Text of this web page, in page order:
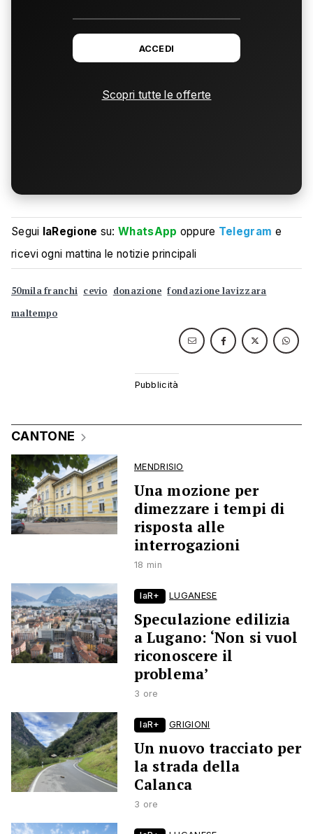
ACCEDI
Scopri tutte le offerte
Segui laRegione su:WhatsApp oppure Telegram e
ricevi ogni mattina le notizie principali
50mila franchi cevio donazione fondazione lavizzara
maltempo
CANTONE
MENDRISIO
Una mozione per
dimezzare i tempi di
risposta alle
interrogazioni
18 min
laR+ LUGANESE
Speculazione edilizia
a Lugano: ‘Non si vuol
riconoscere il
problema’
3 ore
laR+ GRIGIONI
Un nuovo tracciato per
la strada della
Calanca
3 ore